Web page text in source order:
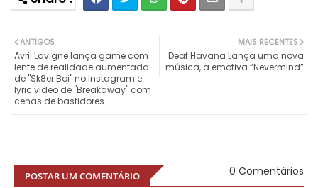
MAIS RECENTES
Deaf Havana Lança uma nova
música, a emotiva “Nevermind”
ANTIGOS
Avril Lavigne lança game com
lente de realidade aumentada
de "Sk8er Boi" no Instagram e
lyric video de "Breakaway" com
cenas de bastidores
POSTAR UM COMENTÁRIO 0 Comentários